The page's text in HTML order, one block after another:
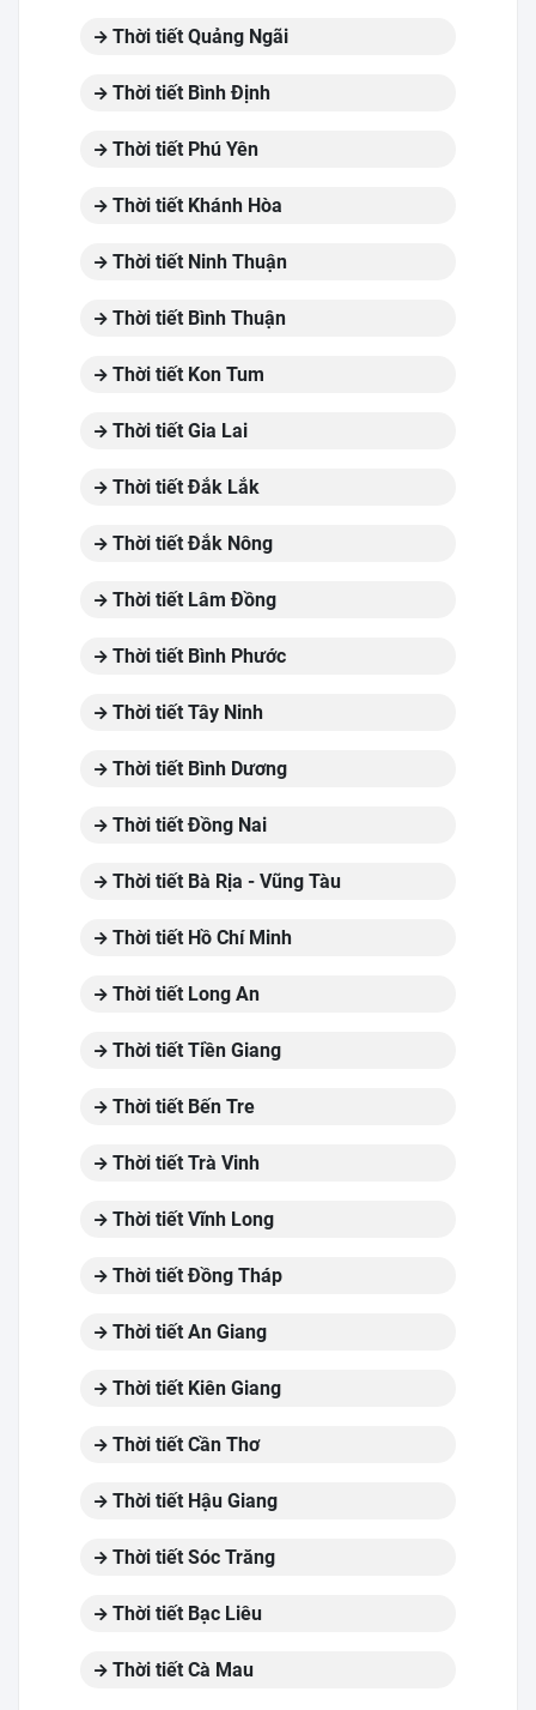
Thời tiết Quảng Ngãi
Thời tiết Bình Định
Thời tiết Phú Yên
Thời tiết Khánh Hòa
Thời tiết Ninh Thuận
Thời tiết Bình Thuận
Thời tiết Kon Tum
Thời tiết Gia Lai
Thời tiết Đắk Lắk
Thời tiết Đắk Nông
Thời tiết Lâm Đồng
Thời tiết Bình Phước
Thời tiết Tây Ninh
Thời tiết Bình Dương
Thời tiết Đồng Nai
Thời tiết Bà Rịa - Vũng Tàu
Thời tiết Hồ Chí Minh
Thời tiết Long An
Thời tiết Tiền Giang
Thời tiết Bến Tre
Thời tiết Trà Vinh
Thời tiết Vĩnh Long
Thời tiết Đồng Tháp
Thời tiết An Giang
Thời tiết Kiên Giang
Thời tiết Cần Thơ
Thời tiết Hậu Giang
Thời tiết Sóc Trăng
Thời tiết Bạc Liêu
Thời tiết Cà Mau